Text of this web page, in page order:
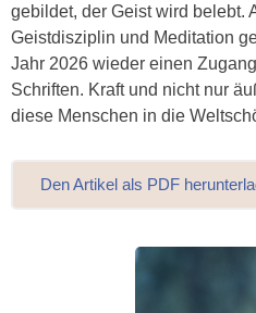
gebildet, der Geist wird belebt.
Geistdisziplin und Meditation
Jahr 2026 wieder einen
Schriften. Kraft und nicht nur
diese Menschen in die
Den Artikel als PDF